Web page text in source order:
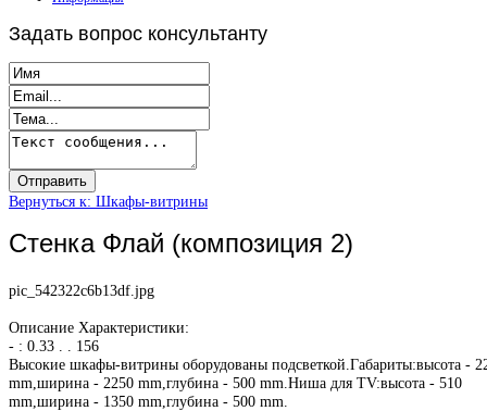
Задать вопрос консультанту
Вернуться к: Шкафы-витрины
Стенка Флай (композиция 2)
pic_542322c6b13df.jpg
Описание Характеристики:
- : 0.33 . . 156
Высокие шкафы-витрины оборудованы подсветкой.Габариты:высота -
mm,ширина - 2250 mm,глубина - 500 mm.Ниша для TV:высота - 510
mm,ширина - 1350 mm,глубина - 500 mm.